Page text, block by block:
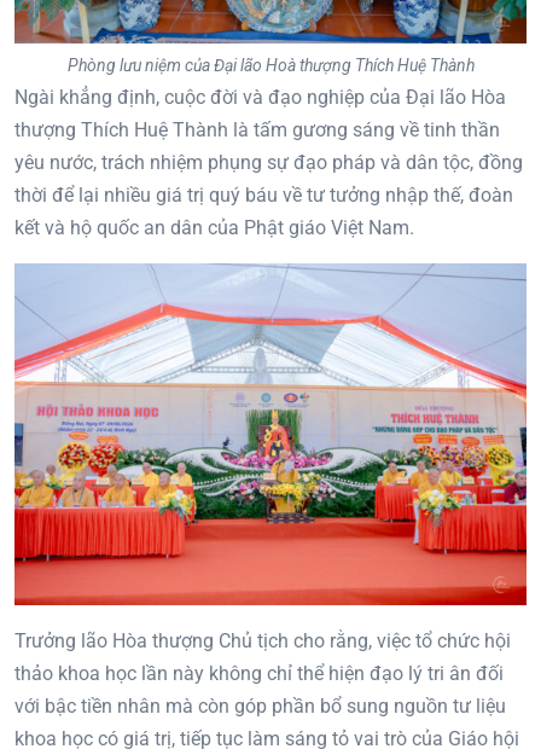
Phòng lưu niệm của Đại lão Hoà thượng Thích Huệ Thành
Ngài khẳng định, cuộc đời và đạo nghiệp của Đại lão Hòa
thượng Thích Huệ Thành là tấm gương sáng về tinh thần
yêu nước, trách nhiệm phụng sự đạo pháp và dân tộc, đồng
thời để lại nhiều giá trị quý báu về tư tưởng nhập thế, đoàn
kết và hộ quốc an dân của Phật giáo Việt Nam.
Trưởng lão Hòa thượng Chủ tịch cho rằng, việc tổ chức hội
thảo khoa học lần này không chỉ thể hiện đạo lý tri ân đối
với bậc tiền nhân mà còn góp phần bổ sung nguồn tư liệu
khoa học có giá trị, tiếp tục làm sáng tỏ vai trò của Giáo hội